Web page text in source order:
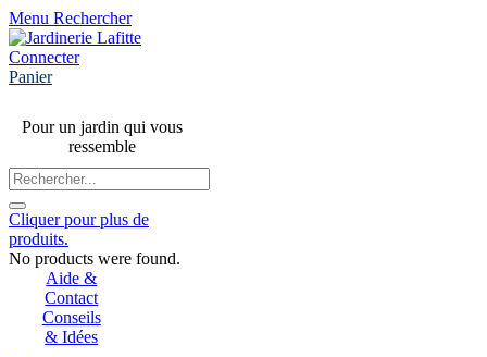
Menu Rechercher
Connecter
Panier
Pour un jardin qui vous
ressemble
Cliquer pour plus de
produits.
No products were found.
Aide &
Contact
Conseils
& Idées